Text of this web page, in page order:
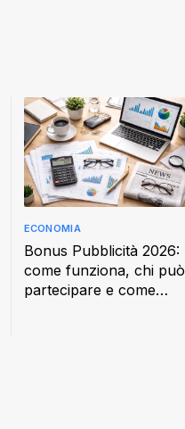
Bonus Pubblicità 2026:
come funziona, chi può
partecipare e come
ECONOMIA